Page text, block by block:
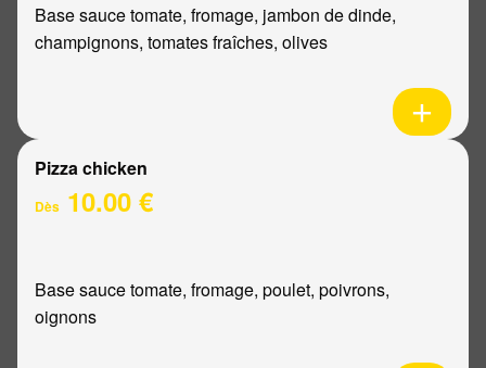
Base sauce tomate, fromage, jambon de dinde,
champignons, tomates fraîches, olives
Pizza chicken
Dès 10.00 €
Base sauce tomate, fromage, poulet, poivrons,
oignons